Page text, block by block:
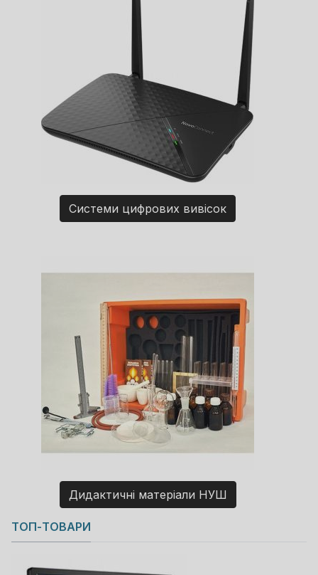
Системи цифрових вивісок
Дидактичні матеріали НУШ
Copyright MAXXmarketing GmbH
JoomShopping Download & Support
ТОП-ТОВАРИ